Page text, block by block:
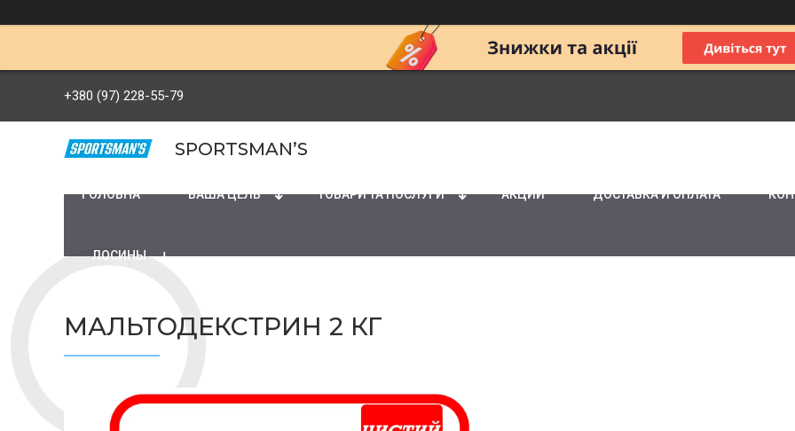
+380 (97) 228-55-79
SPORTSMAN’S
ГОЛОВНА ВАША ЦЕЛЬ ТОВАРИ ТА ПОСЛУГИ АКЦИИ ДОСТАВКА И ОПЛАТА
ЛОСИНЫ
МАЛЬТОДЕКСТРИН 2 КГ